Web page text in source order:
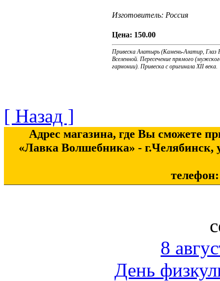
Изготовитель: Россия
Цена: 150.00
Привеска Алатырь (Камень-Алатир, Глаз
Вселенной. Пересечение прямого
гармонии). Привеска с оригинала XII века.
[ Назад ]
Адрес магазина, где Вы сможете
«Лавка Волшебника» - г.Челябинск,
8
День